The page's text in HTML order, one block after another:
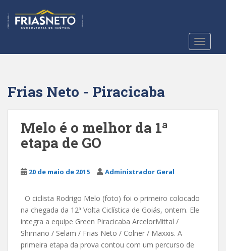
t
Frias Neto - Piracicaba
Melo é o melhor da 1ª
etapa de GO
20 de maio de 2015 Administrador Geral
O ciclista Rodrigo Melo (foto) foi o primeiro colocado
na chegada da 12ª Volta Ciclística de Goiás, ontem. Ele
integra a equipe Green Piracicaba ArcelorMittal /
Shimano / Selam / Frias Neto / Colner / Maxxis. A
primeira etapa da prova contou com um percurso de